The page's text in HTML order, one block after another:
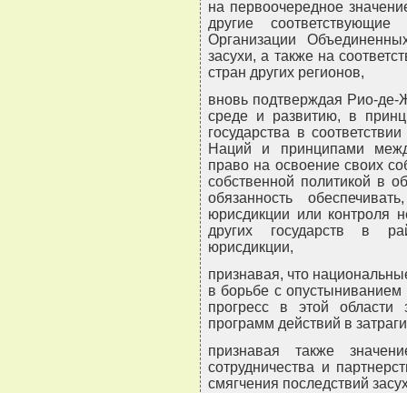
на первоочередное
другие
Организации
засухи, а также на
стран других регионов,
вновь подтверждая Рио-
среде и развитию, в
государства в
Наций и принципами
право на освоение своих
собственной политикой в
обязанность
юрисдикции или контроля
других государств в
юрисдикции,
признавая, что
в борьбе с опустыниванием
прогресс в этой области
программ действий в
признавая также
сотрудничества и
смягчения последствий